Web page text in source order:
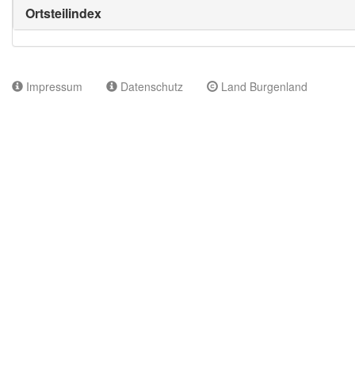
Ortsteilindex
Impressum Datenschutz Land Burgenland